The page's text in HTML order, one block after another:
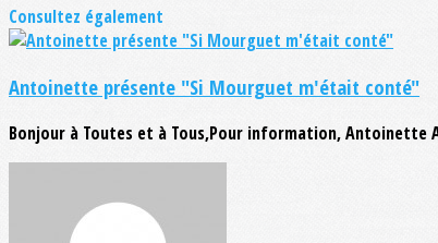
Consultez également
Antoinette présente "Si Mourguet m'était conté"
Bonjour à Toutes et à Tous,Pour information, Antoinette